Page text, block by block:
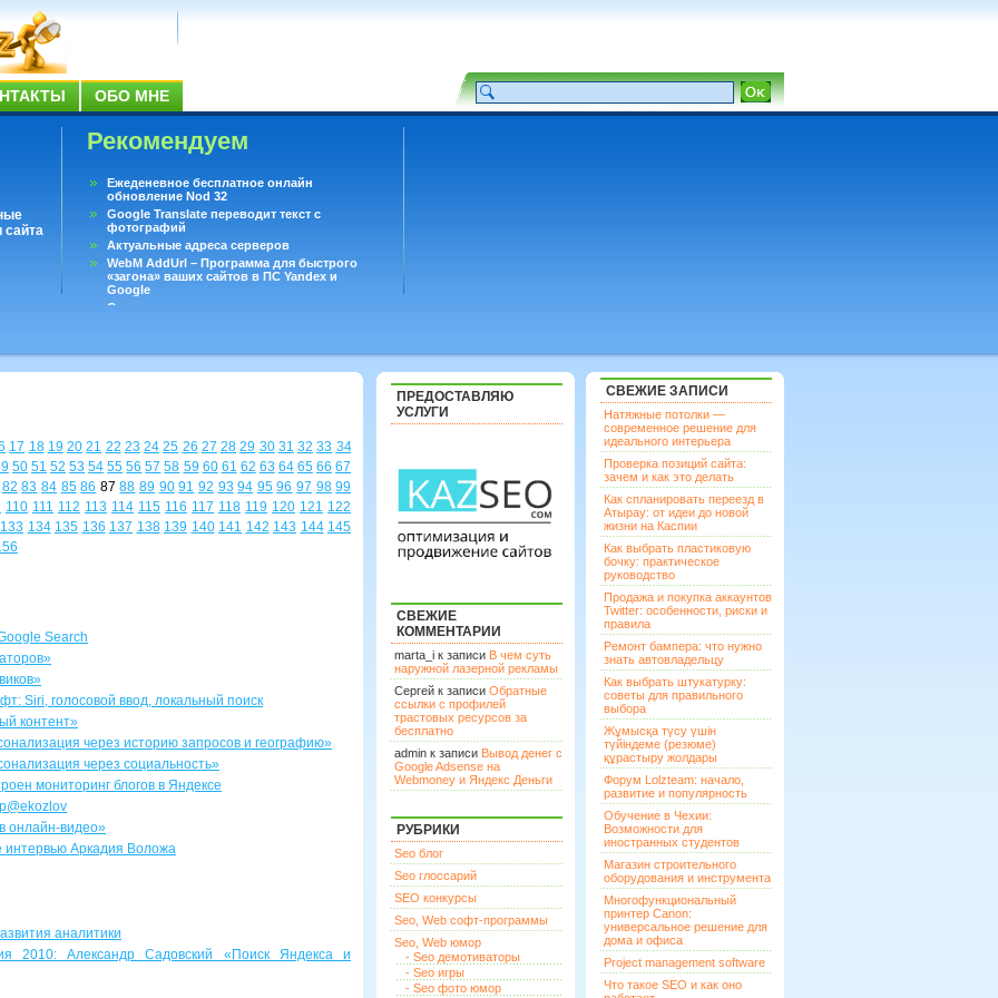
ОБО МНЕ
сайта
Рекомендуем
Ежеденевное бесплатное онлайн
обновление Nod 32
Google Translate переводит текст с
фотографий
Актуальные адреса серверов
WebM AddUrl – Программа для быстрого
«загона» ваших сайтов в ПС Yandex и
Google
Существует вопросы, на которые не может
17 18 19 20 21 22 23 24 25 26 27 28 29 30 31 32 33 34
50 51 52 53 54 55 56 57 58 59 60 61 62 63 64 65 66 67
82 83 84 85 86 8788 89 90 91 92 93 94 95 96 97 98 99
110 111 112 113 114 115 116 117 118 119 120 121 122
133 134 135 136 137 138 139 140 141 142 143 144 145
Search
Siri, голосовой ввод, локальный поиск
контент»
через историю запросов и географию»
через социальность»
мониторинг блогов в Яндексе
онлайн-видео»
интервью Аркадия Воложа
аналитики
2010: Александр Садовский «Поиск Яндекса и
ПРЕДОСТАВЛЯЮ
УСЛУГИ
СВЕЖИЕ
КОММЕНТАРИИ
marta_i к записи В чем суть
наружной лазерной рекламы
Сергей к записи Обратные
ссылки с профилей
трастовых ресурсов за
бесплатно
admin к записи Вывод денег с
Google Adsense на
Webmoney и Яндекс Деньги
РУБРИКИ
Seo блог
Seo глоссарий
SEO конкурсы
Seo, Web софт-программы
Seo, Web юмор
- Seo демотиваторы
- Seo игры
- Seo фото юмор
СВЕЖИЕ ЗАПИСИ
Натяжные потолки —
современное решение для
идеального интерьера
Проверка позиций сайта:
зачем и как это делать
Как спланировать переезд в
Атырау: от идеи до новой
жизни на Каспии
Как выбрать пластиковую
бочку: практическое
руководство
Продажа и покупка аккаунтов
Twitter: особенности, риски и
правила
Ремонт бампера: что нужно
знать автовладельцу
Как выбрать штукатурку:
советы для правильного
выбора
Жұмысқа түсу үшін
түйіндеме (резюме)
құрастыру жолдары
Форум Lolzteam: начало,
развитие и популярность
Обучение в Чехии:
Возможности для
иностранных студентов
Магазин строительного
оборудования и инструмента
Многофункциональный
принтер Canon:
универсальное решение для
дома и офиса
Project management software
Что такое SEO и как оно